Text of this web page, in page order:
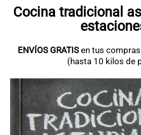
PORTADA
QUÉ HACER
ALOJAMIENTOS
RESTAURANTES
TURISMO ACTIVO
TIENDA
PORTADA / DESTACADO
Cocina tradicional
ENVÍOS GRATISen tus
(hasta 10 kilos de